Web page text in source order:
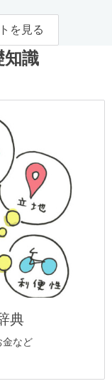
を見る
知識
典
金など